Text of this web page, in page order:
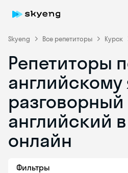
Skyeng Все репетиторы Курск
Репетиторы
английскому
разговорный
английский
онлайн
Фильтры
Skyeng Chat
online